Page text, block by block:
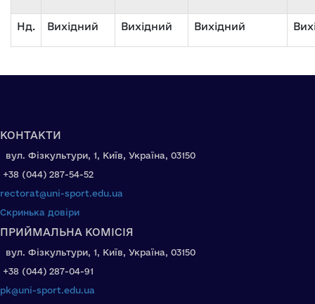
Нд. Вихідний Вихідний Вихідний
КОНТАКТИ
вул. Фізкультури, 1, Київ, Україна, 03150
+38 (044) 287-54-52
rectorat@uni-sport.edu.ua
Скринька довіри
ПРИЙМАЛЬНА КОМІСІЯ
вул. Фізкультури, 1, Київ, Україна, 03150
+38 (044) 287-04-91
pk@uni-sport.edu.ua